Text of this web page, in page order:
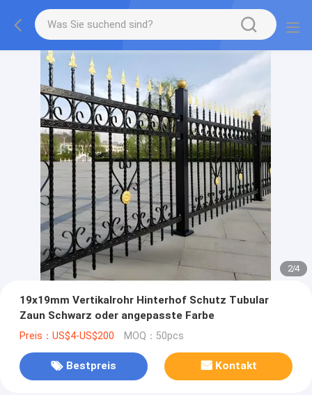
2/4
19x19mm Vertikalrohr Hinterhof Schutz Tubular
Zaun Schwarz oder angepasste Farbe
Preis：US$4-US$200 MOQ：50pcs
Bestpreis Kontakt